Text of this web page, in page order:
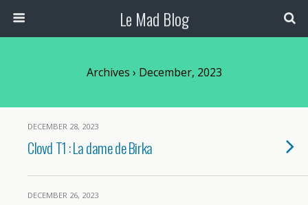
Le Mad Blog
Archives › December, 2023
DECEMBER 28, 2023
Clovd T1 : La dame de Birka
DECEMBER 26, 2023